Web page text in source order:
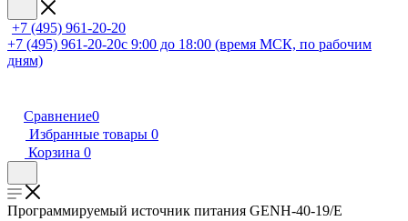
+7 (495) 961-20-20
+7 (495) 961-20-20с 9:00 до 18:00 (время МСК, по рабочим
дням)
Сравнение0
Избранные товары 0
Корзина 0
Программируемый источник питания GENH-40-19/E